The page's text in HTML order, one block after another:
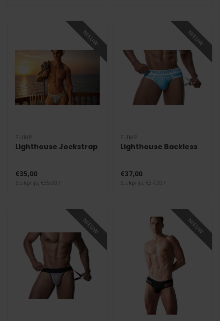
NIEUW
PUMP
Lighthouse Jockstrap
€35,00
Stukprijs: €35,00 /
NIEUW
PUMP
Lighthouse Backless
€37,00
Stukprijs: €37,00 /
NIEUW NIEUW